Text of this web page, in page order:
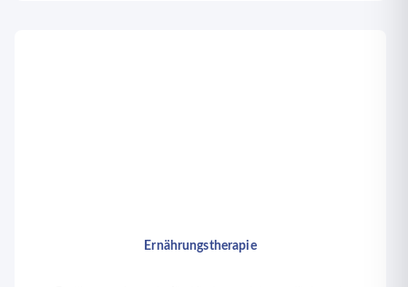
Ernährungstherapie